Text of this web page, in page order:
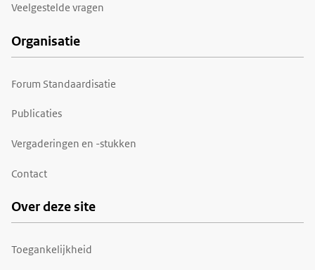
Veelgestelde vragen
Organisatie
Forum Standaardisatie
Publicaties
Vergaderingen en -stukken
Contact
Over deze site
Toegankelijkheid